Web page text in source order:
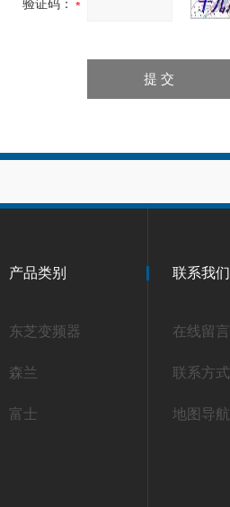
验证码：
产品类别
东芝变频器
森兰
富士
联系我们
在线留言
联系方式
地图导航